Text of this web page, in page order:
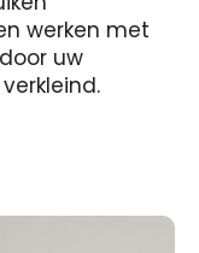
werken met
uw